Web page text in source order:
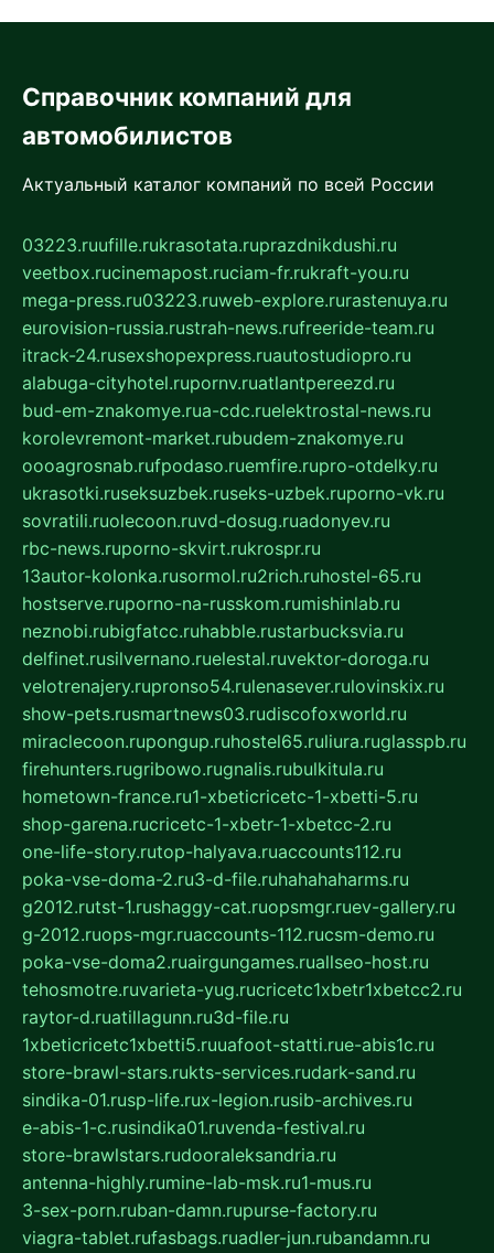
Справочник компаний для
автомобилистов
Актуальный каталог компаний по всей России
03223.ruufille.rukrasotata.ruprazdnikdushi.ru
veetbox.rucinemapost.ruciam-fr.rukraft-you.ru
mega-press.ru03223.ruweb-explore.rurastenuya.ru
eurovision-russia.rustrah-news.rufreeride-team.ru
itrack-24.rusexshopexpress.ruautostudiopro.ru
alabuga-cityhotel.rupornv.ruatlantpereezd.ru
bud-em-znakomye.rua-cdc.ruelektrostal-news.ru
korolevremont-market.rubudem-znakomye.ru
oooagrosnab.rufpodaso.ruemfire.rupro-otdelky.ru
ukrasotki.ruseksuzbek.ruseks-uzbek.ruporno-vk.ru
sovratili.ruolecoon.ruvd-dosug.ruadonyev.ru
rbc-news.ruporno-skvirt.rukrospr.ru
13autor-kolonka.rusormol.ru2rich.ruhostel-65.ru
hostserve.ruporno-na-russkom.rumishinlab.ru
neznobi.rubigfatcc.ruhabble.rustarbucksvia.ru
delfinet.rusilvernano.ruelestal.ruvektor-doroga.ru
velotrenajery.rupronso54.rulenasever.rulovinskix.ru
show-pets.rusmartnews03.rudiscofoxworld.ru
miraclecoon.rupongup.ruhostel65.ruliura.ruglasspb.ru
firehunters.rugribowo.rugnalis.rubulkitula.ru
hometown-france.ru1-xbeticricetc-1-xbetti-5.ru
shop-garena.rucricetc-1-xbetr-1-xbetcc-2.ru
one-life-story.rutop-halyava.ruaccounts112.ru
poka-vse-doma-2.ru3-d-file.ruhahahaharms.ru
g2012.rutst-1.rushaggy-cat.ruopsmgr.ruev-gallery.ru
g-2012.ruops-mgr.ruaccounts-112.rucsm-demo.ru
poka-vse-doma2.ruairgungames.ruallseo-host.ru
tehosmotre.ruvarieta-yug.rucricetc1xbetr1xbetcc2.ru
raytor-d.ruatillagunn.ru3d-file.ru
1xbeticricetc1xbetti5.ruuafoot-statti.rue-abis1c.ru
store-brawl-stars.rukts-services.rudark-sand.ru
sindika-01.rusp-life.rux-legion.rusib-archives.ru
e-abis-1-c.rusindika01.ruvenda-festival.ru
store-brawlstars.rudooraleksandria.ru
antenna-highly.rumine-lab-msk.ru1-mus.ru
3-sex-porn.ruban-damn.rupurse-factory.ru
viagra-tablet.rufasbags.ruadler-jun.rubandamn.ru